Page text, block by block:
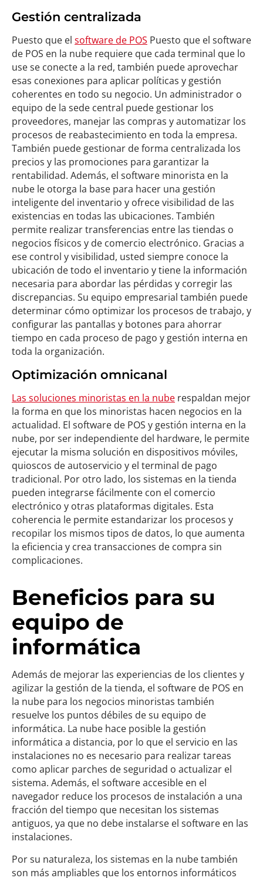
Gestión centralizada
Puesto que el software de POS Puesto que el software
de POS en la nube requiere que cada terminal que lo
use se conecte a la red, también puede aprovechar
esas conexiones para aplicar políticas y gestión
coherentes en todo su negocio. Un administrador o
equipo de la sede central puede gestionar los
proveedores, manejar las compras y automatizar los
procesos de reabastecimiento en toda la empresa.
También puede gestionar de forma centralizada los
precios y las promociones para garantizar la
rentabilidad. Además, el software minorista en la
nube le otorga la base para hacer una gestión
inteligente del inventario y ofrece visibilidad de las
existencias en todas las ubicaciones. También
permite realizar transferencias entre las tiendas o
negocios físicos y de comercio electrónico. Gracias a
ese control y visibilidad, usted siempre conoce la
ubicación de todo el inventario y tiene la información
necesaria para abordar las pérdidas y corregir las
discrepancias. Su equipo empresarial también puede
determinar cómo optimizar los procesos de trabajo, y
configurar las pantallas y botones para ahorrar
tiempo en cada proceso de pago y gestión interna en
toda la organización.
Optimización omnicanal
Las soluciones minoristas en la nube respaldan mejor
la forma en que los minoristas hacen negocios en la
actualidad. El software de POS y gestión interna en la
nube, por ser independiente del hardware, le permite
ejecutar la misma solución en dispositivos móviles,
quioscos de autoservicio y el terminal de pago
tradicional. Por otro lado, los sistemas en la tienda
pueden integrarse fácilmente con el comercio
electrónico y otras plataformas digitales. Esta
coherencia le permite estandarizar los procesos y
recopilar los mismos tipos de datos, lo que aumenta
la eficiencia y crea transacciones de compra sin
complicaciones.
Beneficios para su
equipo de
informática
Además de mejorar las experiencias de los clientes y
agilizar la gestión de la tienda, el software de POS en
la nube para los negocios minoristas también
resuelve los puntos débiles de su equipo de
informática. La nube hace posible la gestión
informática a distancia, por lo que el servicio en las
instalaciones no es necesario para realizar tareas
como aplicar parches de seguridad o actualizar el
sistema. Además, el software accesible en el
navegador reduce los procesos de instalación a una
fracción del tiempo que necesitan los sistemas
antiguos, ya que no debe instalarse el software en las
instalaciones.
Por su naturaleza, los sistemas en la nube también
son más ampliables que los entornos informáticos